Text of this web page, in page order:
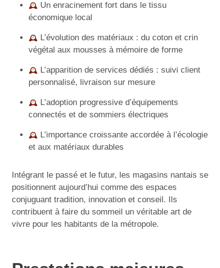
Un enracinement fort dans le tissu
économique local
L’évolution des matériaux : du coton et crin
végétal aux mousses à mémoire de forme
L’apparition de services dédiés : suivi client
personnalisé, livraison sur mesure
L’adoption progressive d’équipements
connectés et de sommiers électriques
L’importance croissante accordée à l’écologie
et aux matériaux durables
Intégrant le passé et le futur, les magasins nantais se
positionnent aujourd’hui comme des espaces
conjuguant tradition, innovation et conseil. Ils
contribuent à faire du sommeil un véritable art de
vivre pour les habitants de la métropole.